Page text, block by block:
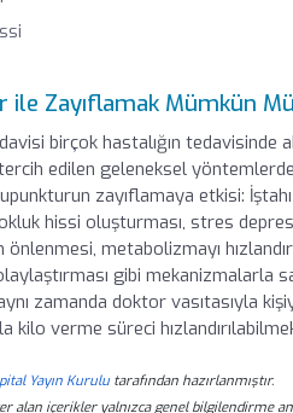
ile Zayıflamak Mümkün
birçok hastalığın
tercih edilen geleneksel
zayıflamaya etkisi:
hissi oluşturması, stres
önlenmesi, metabolizmayı
gibi mekanizmalarla
zamanda doktor vasıtasıyla
kilo verme süreci
Yayın Kurulutarafından hazırlanmıştır.
alan içerikler yalnızca genel bilgilendirme